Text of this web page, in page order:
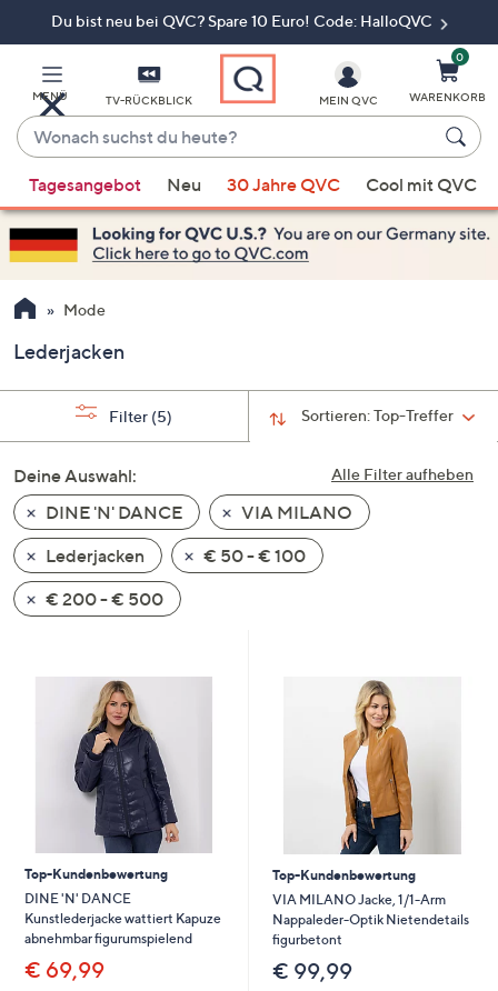
Du bist neu bei QVC? Spare 10 Euro! Code: HalloQVC
MENÜ TV-RÜCKBLICK
Wonach
suchst
du
heute?
Vorschläge
verfügbar
sind,
verwenden
Sie
Pfeiltasten
nach
und
nach
unten
oder
wischen
Sie
auf
anzuzeigen.
MEIN QVC
0
WARENKORB
Tagesangebot Neu 30 Jahre QVC Cool mit QVC
Mode
Lederjacken
Sortieren:Top-Treffer
Filter (5)
Alle Filter aufheben
Deine Auswahl:
DINE 'N' DANCE
VIA MILANO
Lederjacken
€ 50 - € 100
€ 200 - € 500
Top-Kundenbewertung
DINE 'N' DANCE
Kunstlederjacke wattiert Kapuze
abnehmbar figurumspielend
€ 69,99
Top-Kundenbewertung
VIA MILANO Jacke, 1/1-Arm
Nappaleder-Optik Nietendetails
figurbetont
€ 99,99